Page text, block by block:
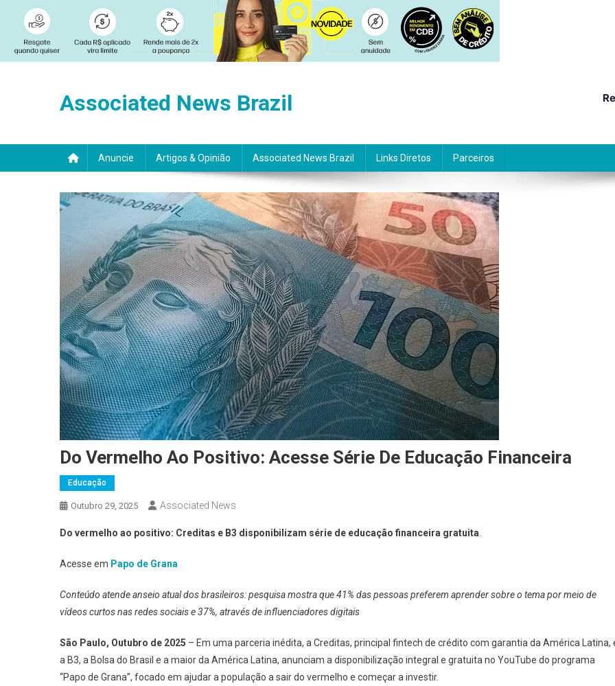
Associated News Brazil
Anuncie Artigos & Opinião Associated News Brazil Links Diretos Parceiros
Do Vermelho Ao Positivo: Acesse Série De Educação Financeira
Educação
Outubro 29, 2025 Associated News
Do vermelho ao positivo: Creditas e B3 disponibilizam série de educação financeira gratuita
Acesse em Papo de Grana
Conteúdo atende anseio atual dos brasileiros: pesquisa mostra que 41% das pessoas preferem aprender sobre o tema por meio de
vídeos curtos nas redes sociais e 37%, através de influenciadores digitais
São Paulo, Outubro de 2025 – Em uma parceria inédita, a Creditas, principal fintech de crédito com garantia da América Latina,
a B3, a Bolsa do Brasil e a maior da América Latina, anunciam a disponibilização integral e gratuita no YouTube do programa
“Papo de Grana”, focado em ajudar a população a sair do vermelho e começar a investir.